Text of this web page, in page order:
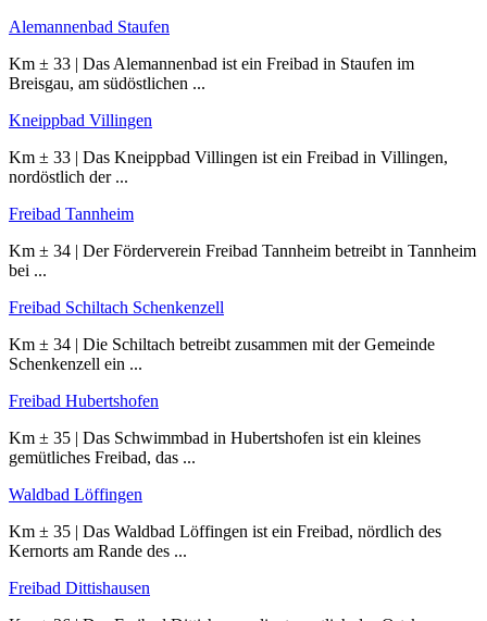
Alemannenbad Staufen
Km ± 33 | Das Alemannenbad ist ein Freibad in Staufen im
Breisgau, am südöstlichen ...
Kneippbad Villingen
Km ± 33 | Das Kneippbad Villingen ist ein Freibad in Villingen,
nordöstlich der ...
Freibad Tannheim
Km ± 34 | Der Förderverein Freibad Tannheim betreibt in Tannheim
bei ...
Freibad Schiltach Schenkenzell
Km ± 34 | Die Schiltach betreibt zusammen mit der Gemeinde
Schenkenzell ein ...
Freibad Hubertshofen
Km ± 35 | Das Schwimmbad in Hubertshofen ist ein kleines
gemütliches Freibad, das ...
Waldbad Löffingen
Km ± 35 | Das Waldbad Löffingen ist ein Freibad, nördlich des
Kernorts am Rande des ...
Freibad Dittishausen